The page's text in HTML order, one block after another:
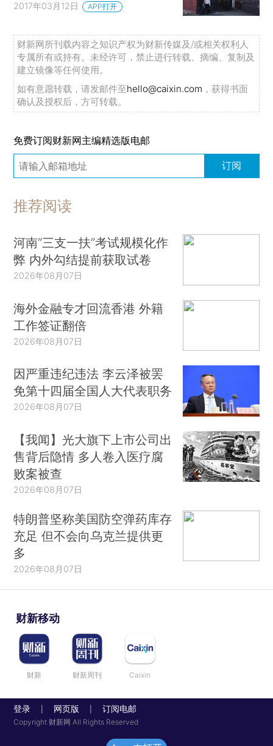
2017年03月12日 APP打开
财新网所刊载内容之知识产权为财新传媒及/或相关权利人
专属所有或持有。未经许可，禁止进行转载、摘编、复制及
建立镜像等任何使用。
如有意愿转载，请发邮件至hello@caixin.com ，获得书面
确认及授权后，方可转载。
免费订阅财新网主编精选版电邮
订阅
推荐阅读
河南“三支一扶”考试规模化作
弊 内外勾结提前获取试卷
2026年08月07日
海外金融专才回流香港 外籍
工作签证翻倍
2026年08月07日
因严重违纪违法 李云泽被罢
免第十四届全国人大代表职务
2026年08月07日
【我闻】光大旗下上市公司出
售背后隐情 多人卷入医疗腐
败案被查
2026年08月07日
特朗普坚称美国防空弹药库存
充足 但不会向乌克兰提供更
多
2026年08月07日
财新移动
财新 财新周刊 Caixin
登录 网页版 订阅电邮
Copyright 财新网 All Rights Reserved